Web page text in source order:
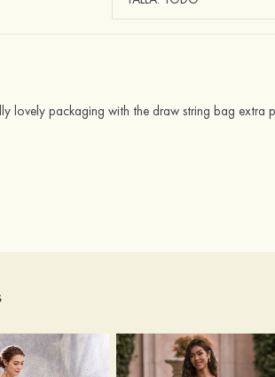
lovely packaging with the draw string bag